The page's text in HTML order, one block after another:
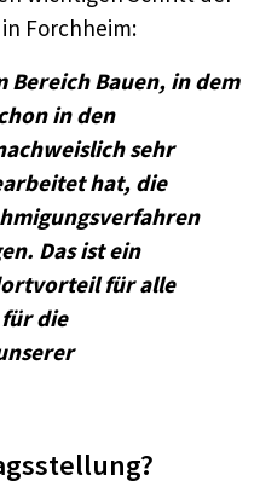
Forchheim:
Bereich Bauen, in dem
in den
sehr
hat, die
Das ist ein
für alle
die